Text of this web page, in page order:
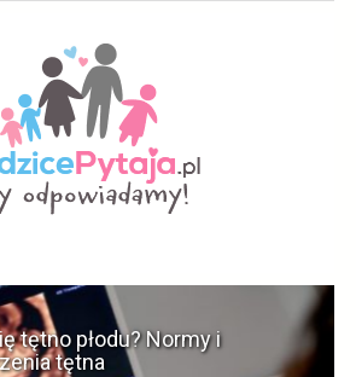
tętno płodu? Normy i
tętna